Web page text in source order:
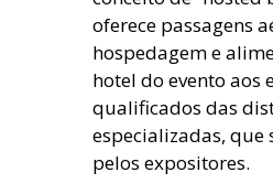
oferece passagens
hospedagem e
hotel do evento aos
qualificados das
especializadas, que
pelos expositores.